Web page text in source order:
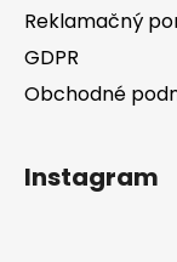
Reklamačný
GDPR
Obchodné
Instagram